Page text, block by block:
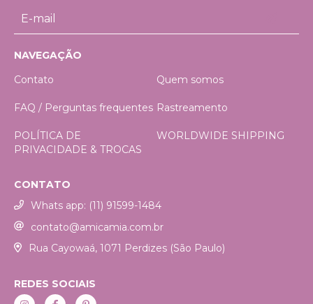
NAVEGAÇÃO
Contato
Quem somos
FAQ / Perguntas frequentes Rastreamento
POLÍTICA DE
PRIVACIDADE & TROCAS
WORLDWIDE SHIPPING
CONTATO
Whats app: (11) 91599-1484
contato@amicamia.com.br
Rua Cayowaá, 1071 Perdizes (São Paulo)
REDES SOCIAIS